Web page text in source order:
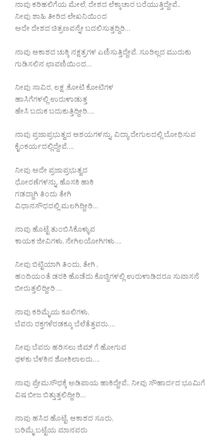
ನಾವು ಕರಿಹಲಿಗೆಯ ಮೇಲೆ, ದೇಶದ ಲೆಕ್ಕಾಚಾರ ಬರೆಯುತ್ತಿದ್ದೇವೆ..
ನೀವು ಶಾಹಿ ತೀರಿದ ಲೇಖನಿಯಿಂದ
ಅದೇ ದೇಶದ ಚಿತ್ರಣವನ್ನೇ ಬದಲಿಸುತ್ತದ್ದಿರಿ…
ನಾವು ಆಕಾಶದ ಚುಕ್ಕಿ ನಕ್ಷತ್ರಗಳ ಎಣಿಸುತ್ತಿದ್ದೇವೆ. ಸೂರಿಲ್ಲದ ಮುರುಕು
ಗುಡಿಸಲಿನ ಛಾವಣಿಯಿಂದ…
ನೀವು ಸಾವಿರ, ಲಕ್ಷ ,ಕೋಟಿ ಕೋಟಿಗಳ
ಹಾಸಿಗೆಗಳಲ್ಲಿ ಉರುಳಾಡುತ್ತ
ಹೇಸಿ ಬದುಕ ಬದುಕುತ್ತಿದ್ದೀರಿ….
ನಾವು ಪ್ರಜಾಪ್ರಭುತ್ವದ ಆಶಯಗಳನ್ನು, ವಿದ್ಯಾ ದೇಗುಲದಲ್ಲಿ ಬೋಧಿಸುವ
ಕೈಂಕರ್ಯದಲ್ಲಿದ್ದೇವೆ….
ನೀವು ಅದೇ ಪ್ರಜಾಪ್ರಭುತ್ವದ
ಧೋರಣೆಗಳನ್ನು, ಹೊಸಕಿ ಹಾಕಿ
ಗಡದ್ದಾಗಿ ತಿಂದು ತೇಗಿ
ವಿಧಾನಸೌಧದಲ್ಲಿ ಮಲಗಿದ್ದೀರಿ…
ನಾವು ಹೊಟ್ಟೆ ತುಂಬಿಸಿಕೊಳ್ಳುವ
ಕಾಯಕ ಜೀವಿಗಳು, ನೇಗಿಲಯೋಗಿಗಳು….
ನೀವು ಬಿಟ್ಟಿಯಾಗಿ ತಿಂದು, ತೇಗಿ ,
ಹಂದಿಯಂತೆ ಡರಕಿ ಹೊಡೆದು ಕೊಚ್ಚಿಗಳಲ್ಲಿ ಉರುಳಾಡಿದರೂ ಸುವಾಸನೆ
ಬೀರುತ್ತಲಿದ್ದೀರಿ …
ನಾವು ಕರಿಮೈಯ ಕೂಲಿಗಳು,
ಬೆವರು ರಕ್ತಗಳೆರಡಕ್ಕೂ ಬೆಲೆತೆತ್ತವರು….
ನೀವು ಬೆವರು ಹರಿಸಲು ಜಿಮ್ ಗೆ ಹೋಗುವ
ಥಳಕು ಬೆಳಕಿನ ಶೋಕಿಲಾಲರು….
ನಾವು ಪ್ರೇಮಸೌಧಕ್ಕೆ ಅಡಿಪಾಯ ಹಾಕಿದ್ದೇವೆ.. ನೀವು ಸೌಹಾರ್ದದ ಭೂಮಿಗೆ
ವಿಷ ಬೀಜ ಬಿತ್ತುತ್ತಲಿದ್ದೀರಿ…
ನಾವು ಹಸಿದ ಹೊಟ್ಟೆ, ಆಕಾಶದ ಸೂರು,
ಬರಿಮೈ ಬಟ್ಟೆಯ ಮಾನವರು